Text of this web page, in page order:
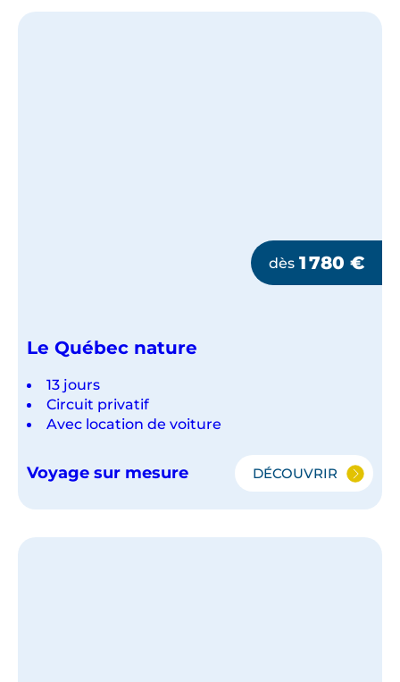
dès 1 780 €
Le Québec nature
13 jours
Circuit privatif
Avec location de voiture
Voyage sur mesure DÉCOUVRIR
LE